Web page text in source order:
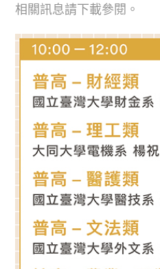
相關訊息請下載參閱。